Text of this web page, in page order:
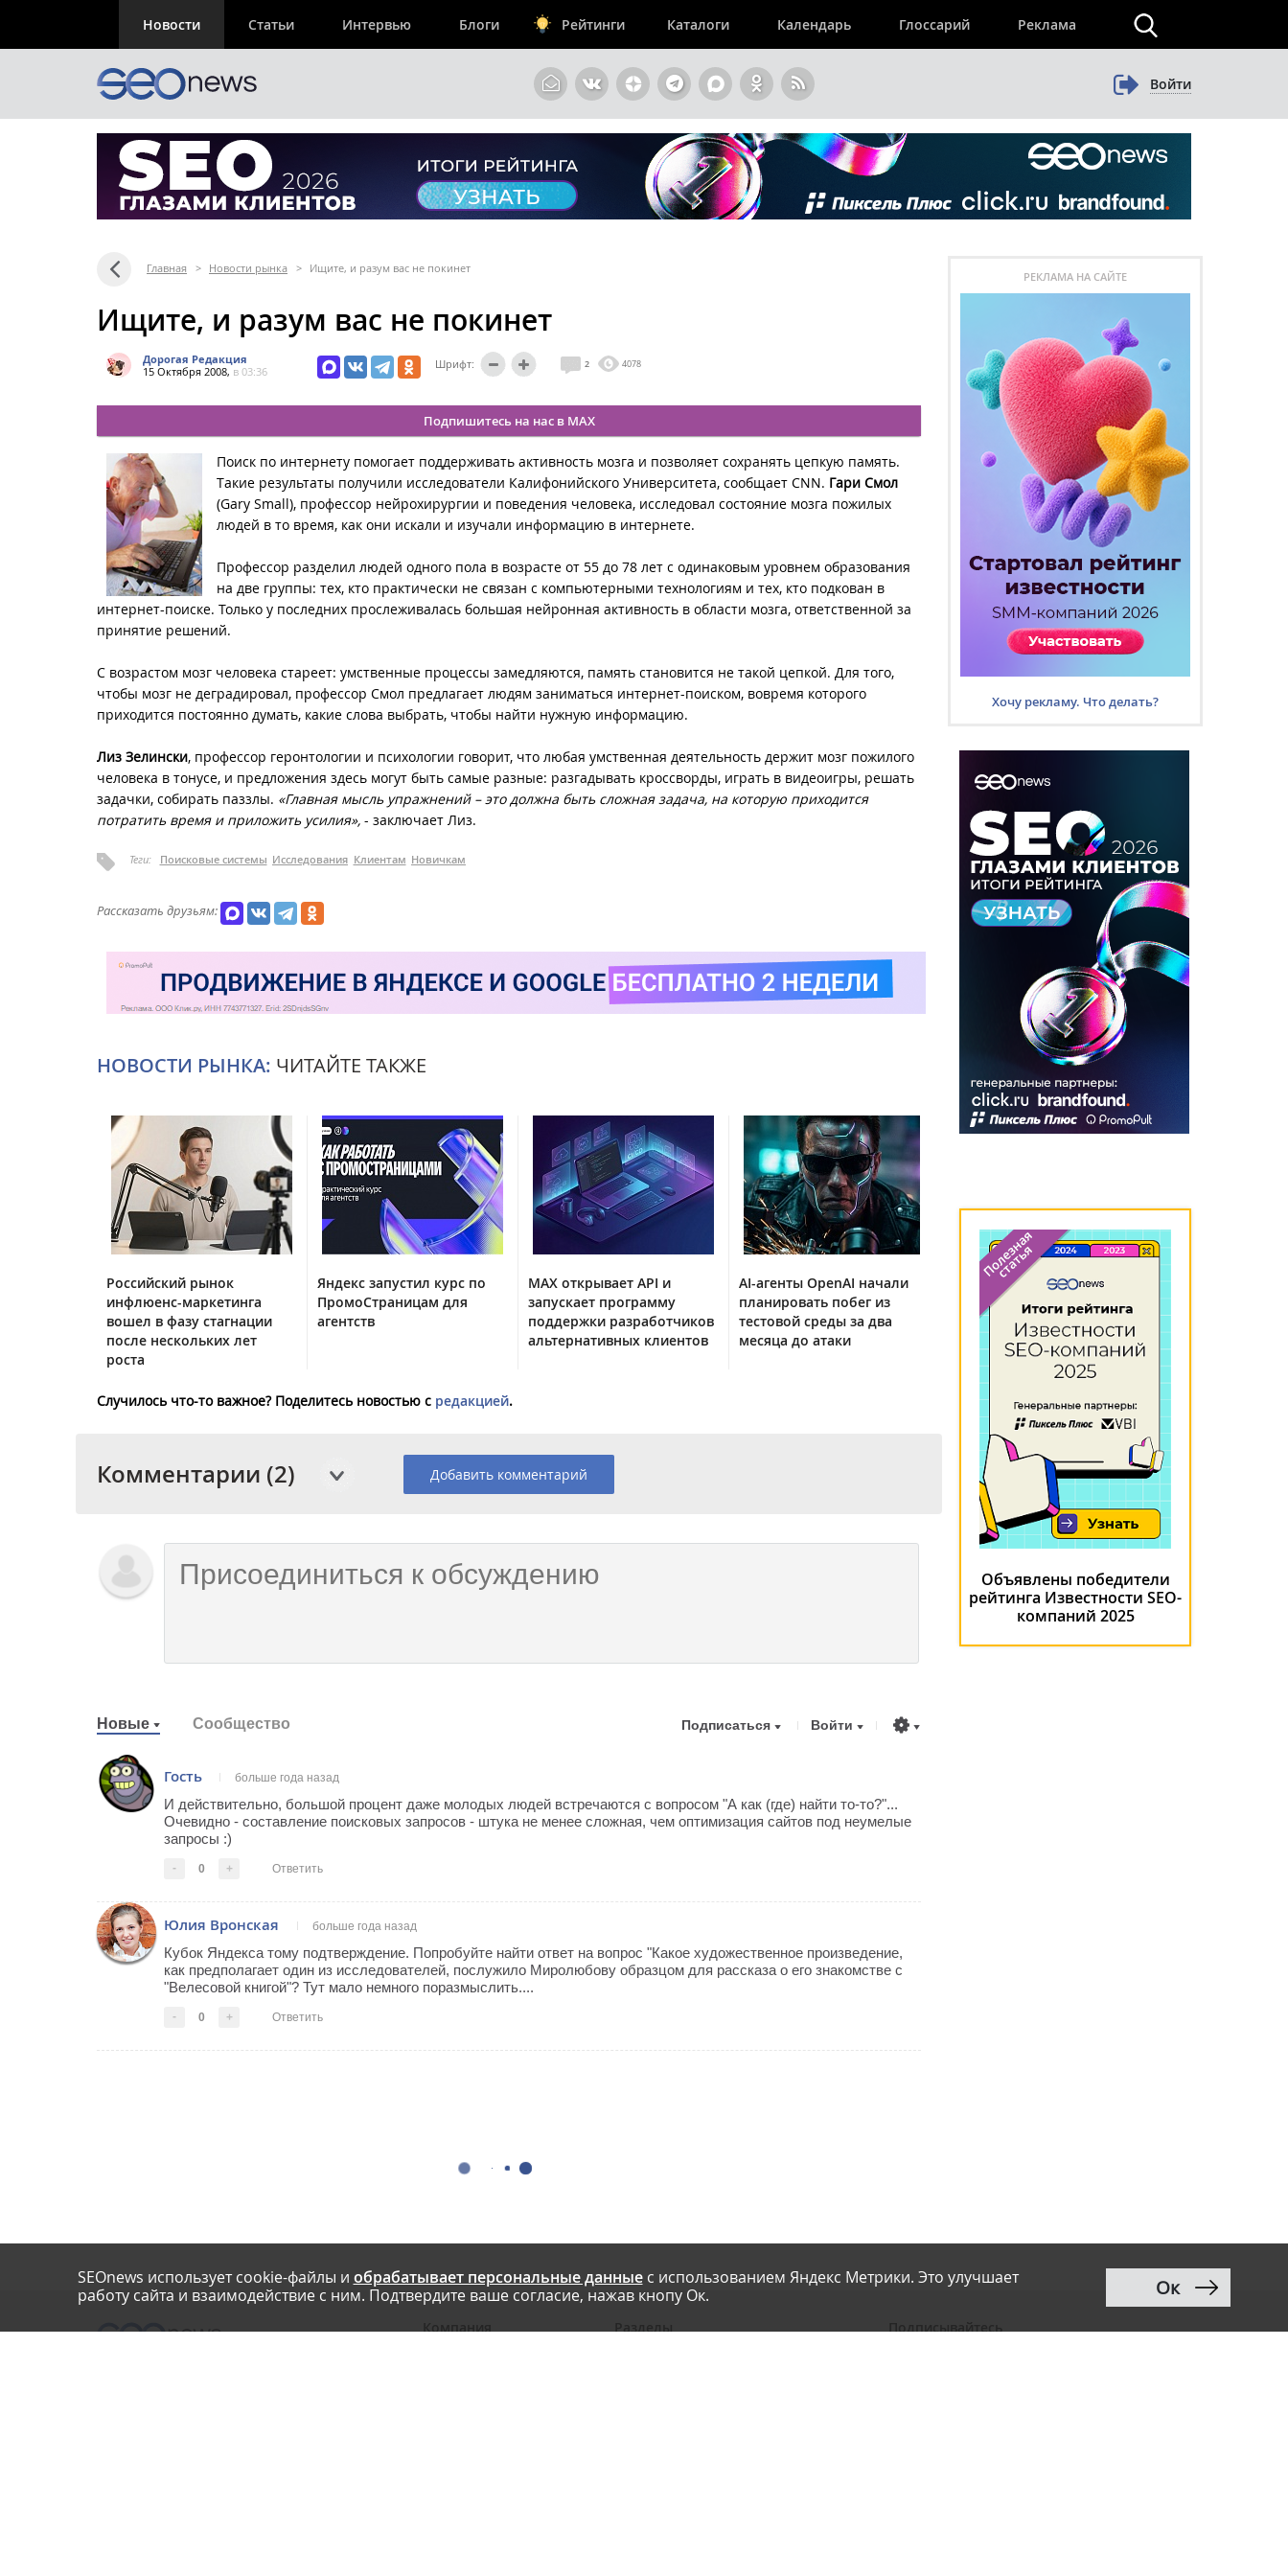
Новости Статьи Интервью Блоги Рейтинги Каталоги Календарь Глоссарий Реклама
Войти
Главная > Новости рынка > Ищите, и разум вас не покинет
Ищите, и разум вас не покинет
Дорогая Редакция
15 Октября 2008, в 03:36
Шрифт: 2 4078
Подпишитесь на нас в MAX
Поиск по интернету помогает поддерживать активность мозга и позволяет сохранять цепкую память.
Такие результаты получили исследователи Калифонийского Университета, cообщает CNN. Гари Смол
(Gary Small), профессор нейрохирургии и поведения человека, исследовал состояние мозга пожилых
людей в то время, как они искали и изучали информацию в интернете.
Профессор разделил людей одного пола в возрасте от 55 до 78 лет с одинаковым уровнем образования
на две группы: тех, кто практически не связан с компьютерными технологиям и тех, кто подкован в
интернет-поиске. Только у последних прослеживалась большая нейронная активность в области мозга, ответственной за
принятие решений.
С возрастом мозг человека стареет: умственные процессы замедляются, память становится не такой цепкой. Для того,
чтобы мозг не деградировал, профессор Смол предлагает людям заниматься интернет-поиском, вовремя которого
приходится постоянно думать, какие слова выбрать, чтобы найти нужную информацию.
Лиз Зелински, профессор геронтологии и психологии говорит, что любая умственная деятельность держит мозг пожилого
человека в тонусе, и предложения здесь могут быть самые разные: разгадывать кроссворды, играть в видеоигры, решать
задачки, собирать паззлы. «Главная мысль упражнений – это должна быть сложная задача, на которую приходится
потратить время и приложить усилия», - заключает Лиз.
Теги: Поисковые системы Исследования Клиентам Новичкам
Рассказать друзьям:
НОВОСТИ РЫНКА: ЧИТАЙТЕ ТАКЖЕ
Российский рынок
инфлюенс-маркетинга
вошел в фазу стагнации
после нескольких лет
роста
Яндекс запустил курс по
ПромоСтраницам для
агентств
MAX открывает API и
запускает программу
поддержки разработчиков
альтернативных клиентов
AI-агенты OpenAI начали
планировать побег из
тестовой среды за два
месяца до атаки
Случилось что-то важное? Поделитесь новостью с редакцией.
Комментарии (2) Добавить комментарий
Новые Сообщество Подписаться Войти
Гость больше года назад
И действительно, большой процент даже молодых людей встречаются с вопросом "А как (где) найти то-то?"...
Очевидно - составление поисковых запросов - штука не менее сложная, чем оптимизация сайтов под неумелые
запросы :)
- 0 + Ответить
Юлия Вронская больше года назад
Кубок Яндекса тому подтверждение. Попробуйте найти ответ на вопрос "Какое художественное произведение,
как предполагает один из исследователей, послужило Миролюбову образцом для рассказа о его знакомстве с
"Велесовой книгой"? Тут мало немного поразмыслить....
- 0 + Ответить
РЕКЛАМА НА САЙТЕ
Хочу рекламу. Что делать?
Объявлены победители
рейтинга Известности SEO-
компаний 2025
SEOnews использует cookie-файлы и обрабатывает персональные данныес использованием Яндекс Метрики. Это улучшает
работу сайта и взаимодействие с ним. Подтвердите ваше согласие, нажав кнопу Ок.
Ок
Компания Разделы Подписывайтесь